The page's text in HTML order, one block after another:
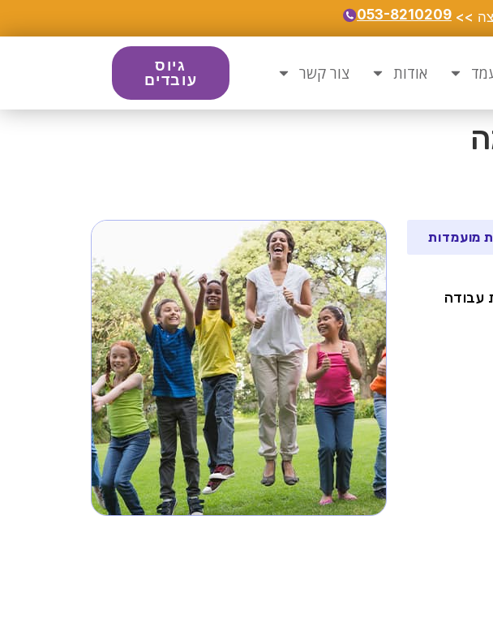
>>
053-8210209
אודות צור קשר
גיוס
עובדים
מועמדות
עבודה